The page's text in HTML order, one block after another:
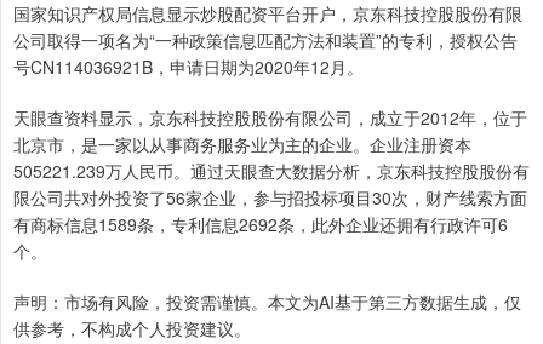
国家知识产权局信息显示炒股配资平台开户，京东科技控股股份有限
公司取得一项名为“一种政策信息匹配方法和装置”的专利，授权公告
号CN114036921B，申请日期为2020年12月。
天眼查资料显示，京东科技控股股份有限公司，成立于2012年，位于
北京市，是一家以从事商务服务业为主的企业。企业注册资本
505221.239万人民币。通过天眼查大数据分析，京东科技控股股份有
限公司共对外投资了56家企业，参与招投标项目30次，财产线索方面
有商标信息1589条，专利信息2692条，此外企业还拥有行政许可6
个。
声明：市场有风险，投资需谨慎。本文为AI基于第三方数据生成，仅
供参考，不构成个人投资建议。